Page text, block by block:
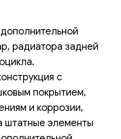
радиатора задней
с
покрытием,
и коррозии,
штатные элементы